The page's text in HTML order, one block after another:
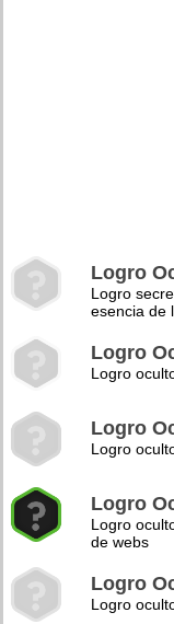
Logro
Logro
esencia de
Logro
Logro
Logro
Logro
Logro
Logro
de webs
Logro
Logro